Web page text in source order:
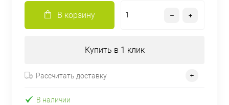
В корзину
Купить в 1 клик
Рассчитать доставку
В наличии